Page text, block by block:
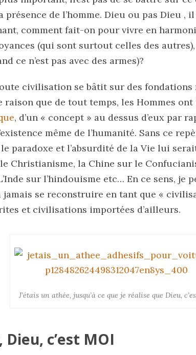
présence de l’homme. Dieu ou pas Dieu , il
comment fait-on pour vivre en
(qui sont surtout celles des
ce n’est pas avec des armes)?
civilisation se bâtit sur des
que de tout temps, les Hommes ont
, d’un « concept » au dessus d’eux par
même de l’humanité. Sans ce
paradoxe et l’absurdité de la Vie lui
Christianisme, la Chine sur le
sur l’hindouisme etc… En ce sens, je
se reconstruire en tant que «
et civilisations importées d’ailleurs.
J’étais un athée, jusqu’à ce que je réalise que Dieu,
c’est MOI